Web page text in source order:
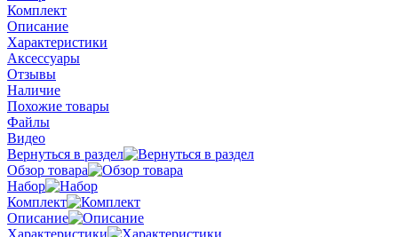
Комплект
Описание
Характеристики
Аксессуары
Отзывы
Наличие
Похожие товары
Файлы
Видео
Вернуться в раздел
Обзор товара
Набор
Комплект
Описание
Характеристики